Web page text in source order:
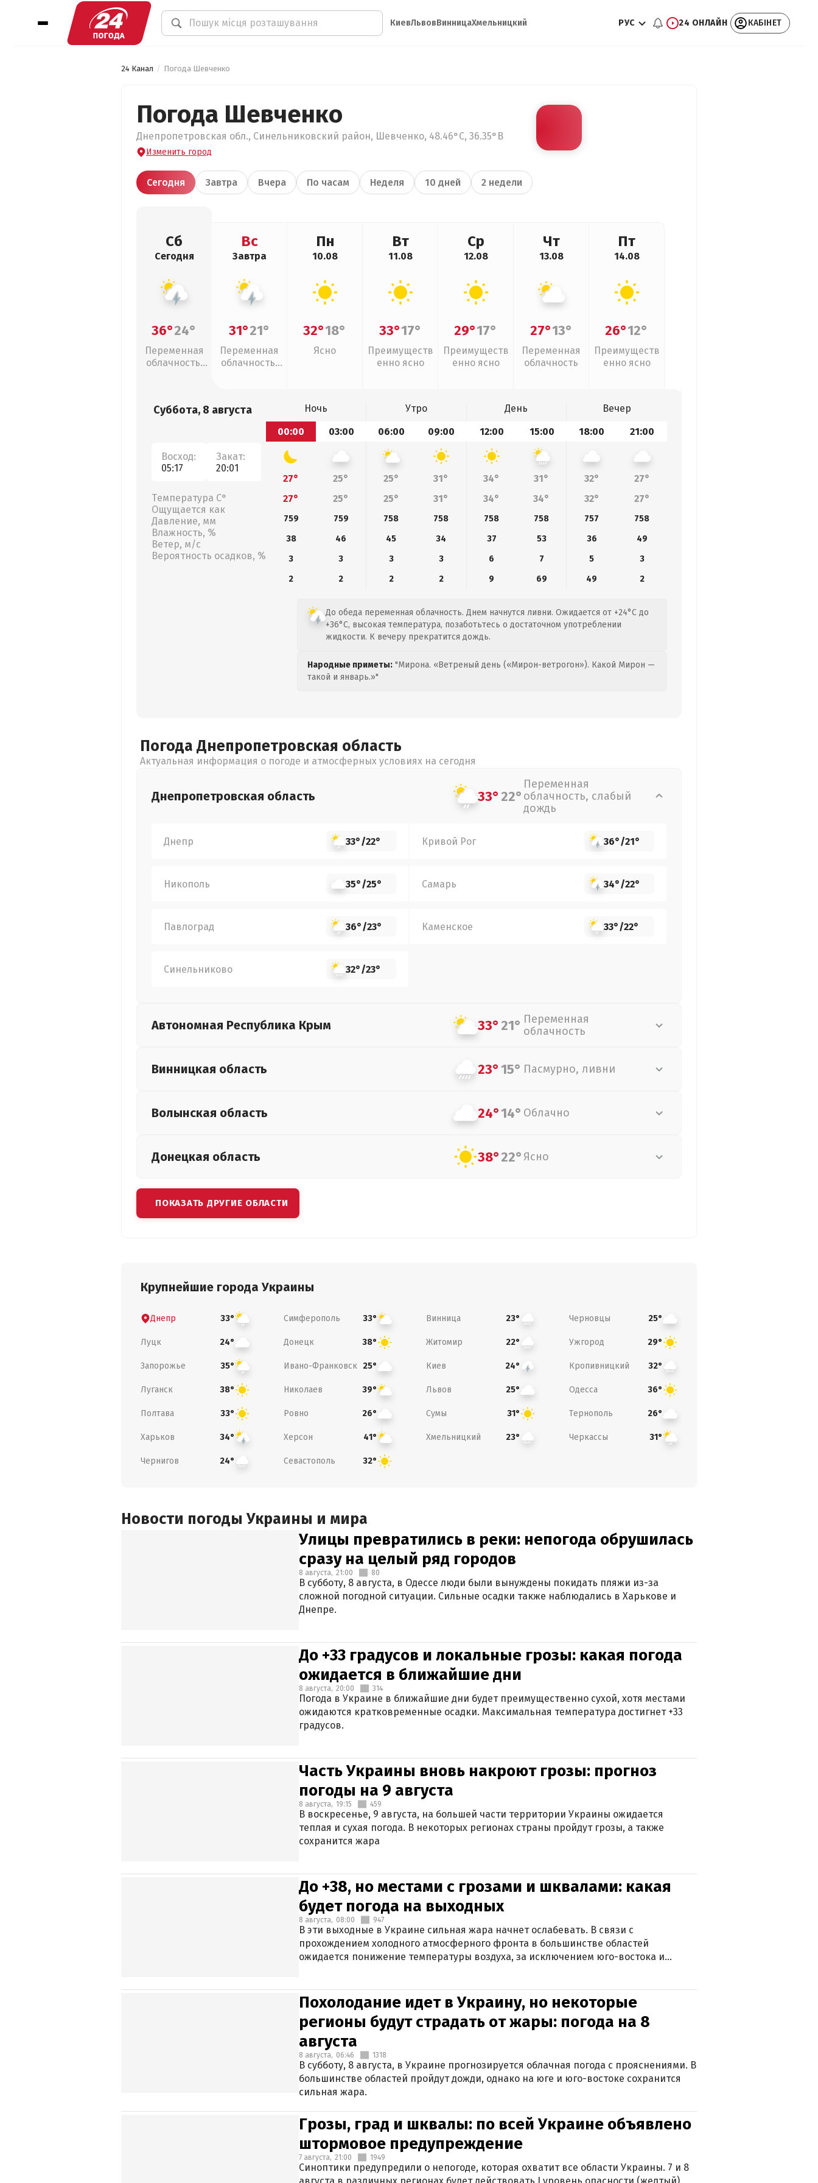
КиевЛьвовВинницаХмельницкий РУС 24 ОНЛАЙН КАБІНЕТ
24 Канал Погода Шевченко
Погода Шевченко
Днепропетровская обл., Синельниковский район, Шевченко, 48.46°С, 36.35°В
Изменить город
Сегодня Завтра Вчера По часам Неделя 10 дней 2 недели
Сб
Сегодня
36°24°
Переменная
облачность,
Вс
Завтра
31°21°
Переменная
облачность,
Пн
10.08
32°18°
Ясно
Вт
11.08
33°17°
Преимуществ
енно ясно
Ср
12.08
29°17°
Преимуществ
енно ясно
Чт
13.08
27°13°
Переменная
облачность
Пт
14.08
26°12°
Преимуществ
енно ясно
Суббота, 8 августа
Восход:
05:17
Закат:
20:01
Температура С°
Ощущается как
Давление, мм
Влажность, %
Ветер, м/с
Вероятность осадков, %
Ночь Утро День
Вечер
00:00
03:00 06:00 09:00 12:00 15:00 18:00 21:00
27° 25° 25° 31° 34° 31° 32°
27°
27°
25° 25° 31° 34° 34° 32° 27°
759 759 758 758 758 758 757
758
38
46 45 34 37 53 36
49
3
3 3 3 6 7 5
3
2
2 2 2 9 69 49 2
До обеда переменная облачность. Днем начнутся ливни. Ожидается от +24°C до
+36°C, высокая температура, позаботьтесь о достаточном употреблении
жидкости. К вечеру прекратится дождь.
Народные приметы: "Мирона. «Ветреный день («Мирон-ветрогон»). Какой Мирон —
такой и январь.»"
Погода Днепропетровская область
Актуальная информация о погоде и атмосферных условиях на сегодня
Днепропетровская область 33°22°
Переменная
облачность, слабый
дождь
Днепр 33°/22° Кривой Рог 36°/21°
Никополь 35°/25° Самарь 34°/22°
Павлоград 36°/23° Каменское 33°/22°
Синельниково 32°/23°
Автономная Республика Крым 33°21° Переменная
облачность
Винницкая область 23°15° Пасмурно, ливни
Волынская область 24°14° Облачно
Донецкая область 38°22° Ясно
ПОКАЗАТЬ ДРУГИЕ ОБЛАСТИ
Крупнейшие города Украины
Днепр 33° Симферополь 33° Винница 23° Черновцы 25°
Луцк 24° Донецк 38° Житомир 22° Ужгород 29°
Запорожье 35° Ивано-Франковск 25° Киев 24° Кропивницкий 32°
Луганск 38° Николаев 39° Львов 25° Одесса 36°
Полтава 33° Ровно 26° Сумы 31° Тернополь 26°
Харьков 34° Херсон 41° Хмельницкий 23° Черкассы 31°
Чернигов 24° Севастополь 32°
Новости погоды Украины и мира
Улицы превратились в реки: непогода обрушилась
сразу на целый ряд городов
8 августа, 21:00 80
В субботу, 8 августа, в Одессе люди были вынуждены покидать пляжи из-за
сложной погодной ситуации. Сильные осадки также наблюдались в Харькове и
Днепре.
До +33 градусов и локальные грозы: какая погода
ожидается в ближайшие дни
8 августа, 20:00 314
Погода в Украине в ближайшие дни будет преимущественно сухой, хотя местами
ожидаются кратковременные осадки. Максимальная температура достигнет +33
градусов.
Часть Украины вновь накроют грозы: прогноз
погоды на 9 августа
8 августа, 19:15 459
В воскресенье, 9 августа, на большей части территории Украины ожидается
теплая и сухая погода. В некоторых регионах страны пройдут грозы, а также
сохранится жара
До +38, но местами с грозами и шквалами: какая
будет погода на выходных
8 августа, 08:00 947
В эти выходные в Украине сильная жара начнет ослабевать. В связи с
прохождением холодного атмосферного фронта в большинстве областей
ожидается понижение температуры воздуха, за исключением юго-востока и
Похолодание идет в Украину, но некоторые
регионы будут страдать от жары: погода на 8
августа
8 августа, 06:46 1318
В субботу, 8 августа, в Украине прогнозируется облачная погода с прояснениями. В
большинстве областей пройдут дожди, однако на юге и юго-востоке сохранится
сильная жара.
Грозы, град и шквалы: по всей Украине объявлено
штормовое предупреждение
7 августа, 21:00 1949
Синоптики предупредили о непогоде, которая охватит все области Украины. 7 и 8